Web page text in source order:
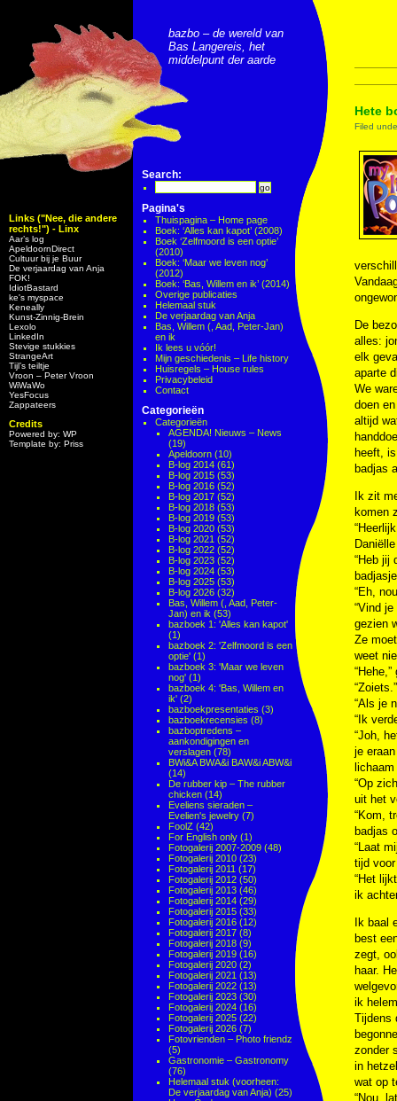
Links ("Nee, die andere
rechts!") - Linx
Aar’s log
ApeldoornDirect
Cultuur bij je Buur
De verjaardag van Anja
FOK!
IdiotBastard
ke's myspace
Keneally
Kunst-Zinnig-Brein
Lexolo
LinkedIn
Stevige stukkies
StrangeArt
Tijl’s teiltje
Vroon – Peter Vroon
WiWaWo
YesFocus
Zappateers
Credits
Powered by: WP
Template by: Priss
bazbo – de wereld van
Bas Langereis, het
middelpunt der aarde
Search:
Pagina's
Thuispagina – Home page
Boek: ‘Alles kan kapot’ (2008)
Boek ‘Zelfmoord is een optie’
(2010)
Boek: ‘Maar we leven nog’
(2012)
Boek: ‘Bas, Willem en ik’ (2014)
Overige publicaties
Helemaal stuk
De verjaardag van Anja
Bas, Willem (, Aad, Peter-Jan)
en ik
Ik lees u vóór!
Mijn geschiedenis – Life history
Huisregels – House rules
Privacybeleid
Contact
Categorieën
Categorieën
AGENDA! Nieuws – News
(19)
Apeldoorn (10)
B-log 2014 (61)
B-log 2015 (53)
B-log 2016 (52)
B-log 2017 (52)
B-log 2018 (53)
B-log 2019 (53)
B-log 2020 (53)
B-log 2021 (52)
B-log 2022 (52)
B-log 2023 (52)
B-log 2024 (53)
B-log 2025 (53)
B-log 2026 (32)
Bas, Willem (, Aad, Peter-
Jan) en ik (53)
bazboek 1: 'Alles kan kapot'
(1)
bazboek 2: 'Zelfmoord is een
optie' (1)
bazboek 3: 'Maar we leven
nog' (1)
bazboek 4: 'Bas, Willem en
ik' (2)
bazboekpresentaties (3)
bazboekrecensies (8)
bazboptredens –
aankondigingen en
verslagen (78)
BWi&A BWA&i BAW&i ABW&i
(14)
De rubber kip – The rubber
chicken (14)
Eveliens sieraden –
Evelien's jewelry (7)
FoolZ (42)
For English only (1)
Fotogalerij 2007-2009 (48)
Fotogalerij 2010 (23)
Fotogalerij 2011 (17)
Fotogalerij 2012 (50)
Fotogalerij 2013 (46)
Fotogalerij 2014 (29)
Fotogalerij 2015 (33)
Fotogalerij 2016 (12)
Fotogalerij 2017 (8)
Fotogalerij 2018 (9)
Fotogalerij 2019 (16)
Fotogalerij 2020 (2)
Fotogalerij 2021 (13)
Fotogalerij 2022 (13)
Fotogalerij 2023 (30)
Fotogalerij 2024 (16)
Fotogalerij 2025 (22)
Fotogalerij 2026 (7)
Fotovrienden – Photo friendz
(5)
Gastronomie – Gastronomy
(76)
Helemaal stuk (voorheen:
De verjaardag van Anja) (25)
Hete
Filed
De
alles:
elk
aparte
We
doen
altijd
heeft,
badjas
Ik zit
komen
“Heb jij
“Eh,
“Vind
gezien
Ze
weet
“Zoiets.”
“Als je
“Ik
“Joh,
je
“Op
uit het
“Kom,
badjas
“Laat
tijd
“Het
ik
Ik baal
best
zegt,
haar.
ik
Tijdens
zonder
in
wat op
“Nou,